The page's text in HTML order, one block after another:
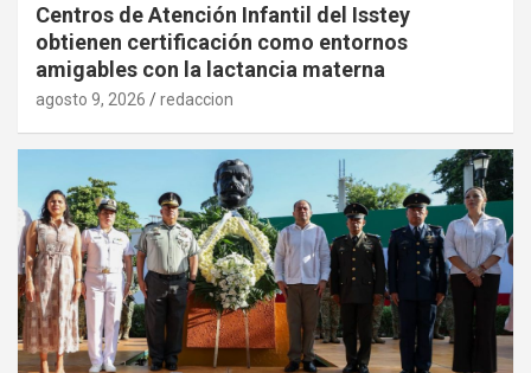
Centros de Atención Infantil del Isstey
obtienen certificación como entornos
amigables con la lactancia materna
agosto 9, 2026 redaccion